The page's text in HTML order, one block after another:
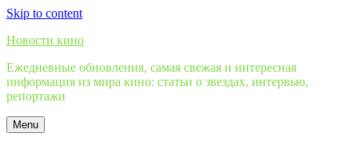
Skip to content
Новости кино
Ежедневные обновления, самая свежая и интересная
информация из мира кино: статьи о звездах, интервью,
репортажи
Menu